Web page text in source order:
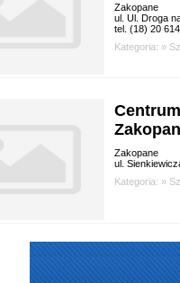
Zakopane
ul. Ul. Droga
tel. (18) 20
Kategoria: »
Zakopane
ul.
Kategoria: »